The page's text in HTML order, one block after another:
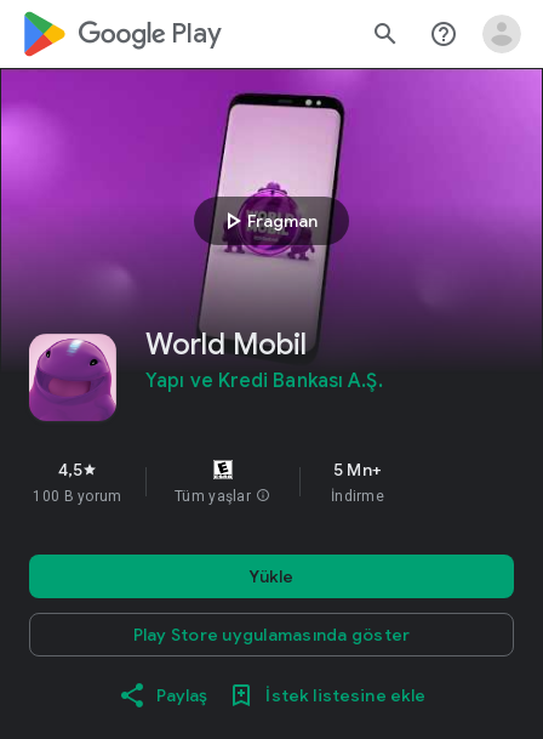
google_logo Play search help_outline
play_arrowFragman
World Mobil
Yapı ve Kredi Bankası A.Ş.
4,5star
100 B yorum Tüm yaşlar info
5 Mn+
İndirme
Yükle
Play Store uygulamasında göster
Paylaş İstek listesine ekle